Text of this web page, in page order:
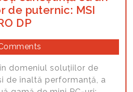
de puternic: MSI
DP
domeniul soluțiilor de
de înaltă performanță, a